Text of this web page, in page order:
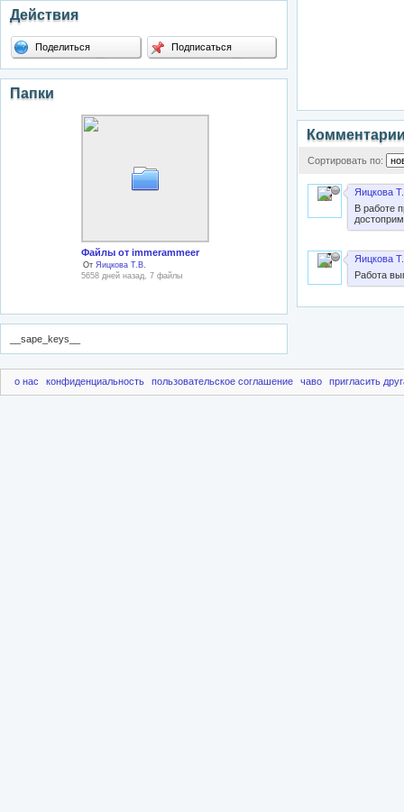
Действия
Поделиться Подписаться
Папки
Файлы от immerammeer
От Яицкова Т.В.
5658 дней назад, 7 файлы
__sape_keys__
Сортировать по:
Яицкова
В работе
Яицкова
Работа
о нас конфиденциальность пользовательское соглашение чаво пригласить